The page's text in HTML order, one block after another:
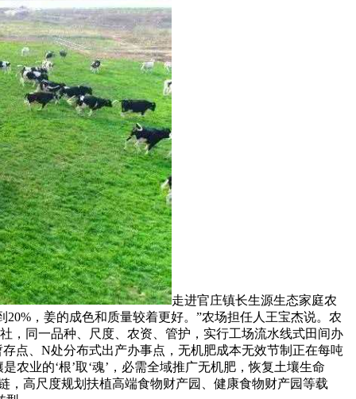
走进官庄镇长生源生态家庭农
，姜的成色和质量较着更好。”农场担任人王宝杰说。农
，同一品种、尺度、农资、管护，实行工场流水线式田间办
点、N处分布式出产办事点，无机肥成本无效节制正在每吨
业的‘根’取‘魂’，必需全域推广无机肥，恢复土壤生命
，高尺度规划扶植高端食物财产园、健康食物财产园等载